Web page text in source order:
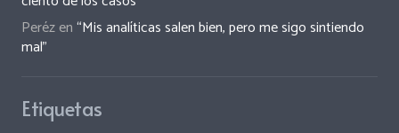
Perézen“Mis analíticas salen bien, pero me sigo sintiendo
mal”
Etiquetas